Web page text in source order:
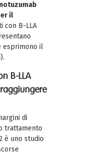
il
con B-LLA
esprimono il
B-LLA
di
trattamento
è uno studio